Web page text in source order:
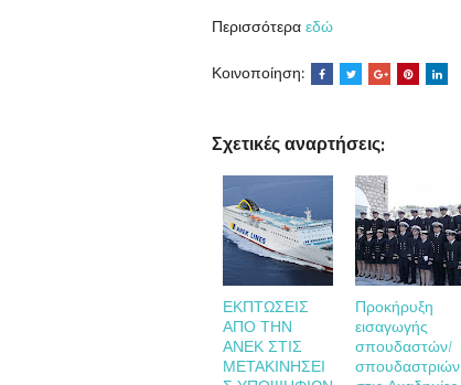
Περισσότερα εδώ
Κοινοποίηση:
Σχετικές αναρτήσεις:
ΕΚΠΤΩΣΕΙΣ
ΑΠΟ ΤΗΝ
ΑΝΕΚ ΣΤΙΣ
ΜΕΤΑΚΙΝΗΣΕΙ
Προκήρυξη
εισαγωγής
σπουδαστών/
σπουδαστριών